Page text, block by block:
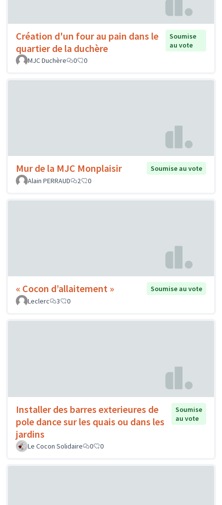
Création d'un four au pain dans le
quartier de la duchère
Soumise
au vote
MJC Duchère
0 0
Mur de la MJC Monplaisir
Soumise au vote
Alain PERRAUD
2 0
« Cocon d’allaitement »
Soumise au vote
Leclerc
3 0
Installer des barres exterieures de
pole dance sur les quais ou dans les
jardins
Soumise
au vote
Le Cocon Solidaire 0 0